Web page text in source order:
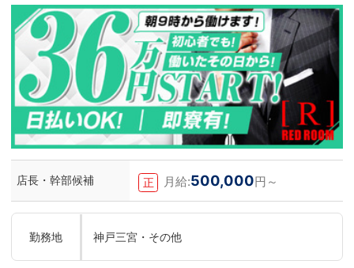
店長・幹部候補 正 月給:500,000円～
勤務地 神戸三宮・その他